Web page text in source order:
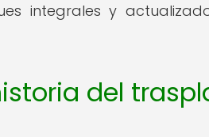
integrales y
del